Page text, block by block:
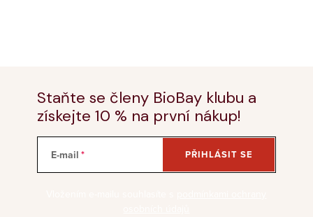
Staňte se členy BioBay klubu a
získejte 10 % na první nákup!
E-mail PŘIHLÁSIT SE